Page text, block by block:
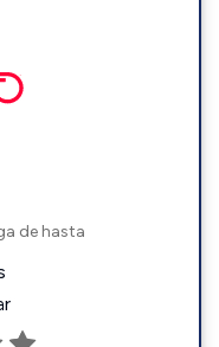
de hasta